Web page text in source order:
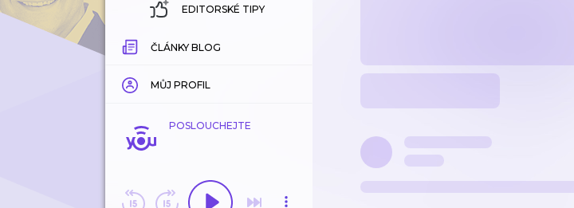
EDITORSKÉ TIPY
ČLÁNKY BLOG
MŮJ PROFIL
POSLOUCHEJTE